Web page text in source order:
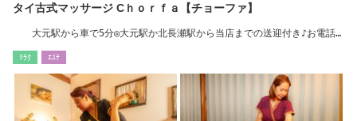
タイ古式マッサージ Cｈｏｒｆａ【チョーファ】
大元駅から車で5分◎大元駅か北長瀬駅から当店までの送迎付き♪お電話
ﾘﾗｸ ｴｽﾃ